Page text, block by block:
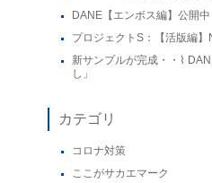
DANE【エンボス編】公開中
プロジェクトS：【活版編】
新サンプルが完成・・⌇
し」
カテゴリ
コロナ対策
ここがサカエマーク